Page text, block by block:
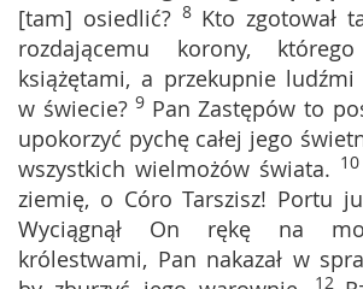
[tam] osiedlić? 8 Kto zgotował
rozdającemu korony,
książętami, a przekupnie ludźmi
w świecie?9 Pan Zastępów to
upokorzyć pychę całej jego
wszystkich wielmożów świata. 10
ziemię, o Córo Tarszisz! Portu
Wyciągnął On rękę na
królestwami, Pan nakazał w
12